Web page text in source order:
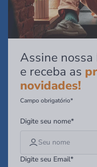
Assine
e receba as
novidades!
Campo obrigatório*
Digite seu nome*
Digite seu Email*